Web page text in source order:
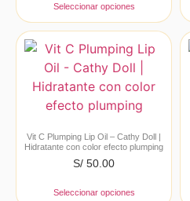
Seleccionar opciones
Vit C Plumping Lip Oil – Cathy Doll |
Hidratante con color efecto plumping
S/ 50.00
Seleccionar opciones